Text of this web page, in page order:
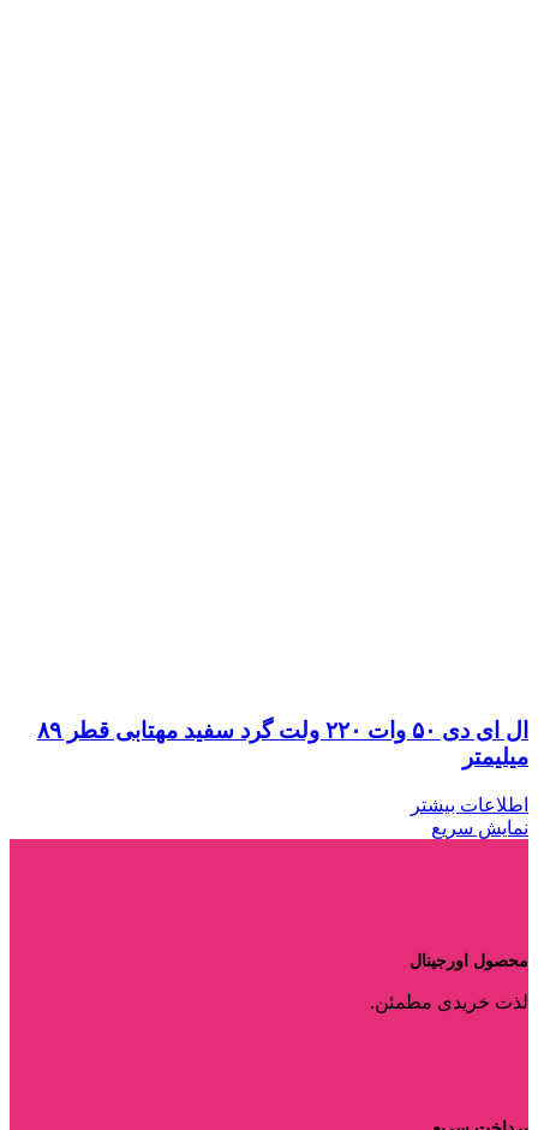
ال ای دی ۵۰ وات ۲۲۰ ولت گرد سفید مهتابی قطر ۸۹
میلیمتر
اطلاعات بیشتر
نمایش سریع
محصول اورجینال
لذت خریدی مطمئن.